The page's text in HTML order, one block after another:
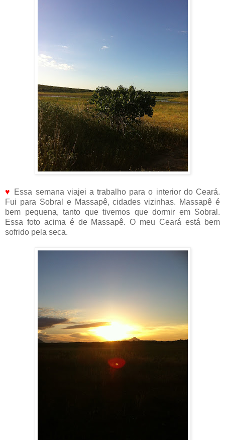
♥ Essa semana viajei a trabalho para o interior do Ceará.
Fui para Sobral e Massapê, cidades vizinhas. Massapê é
bem pequena, tanto que tivemos que dormir em Sobral.
Essa foto acima é de Massapê. O meu Ceará está bem
sofrido pela seca.